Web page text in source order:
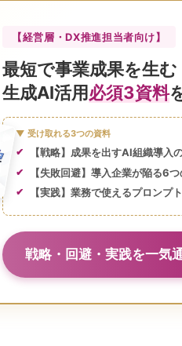
【経営層・DX推進担当者向け】
最短で事業成果を生む
生成AI活用必須3資料
▼ 受け取れる3つの資料
【戦略】成果を出すAI組織導入
【失敗回避】導入企業が陥る6
【実践】業務で使えるプロンプ
戦略・回避・実践を一気